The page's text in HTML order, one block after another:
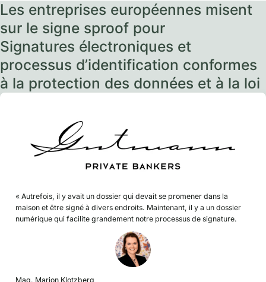
Les entreprises européennes misent
sur le signe sproof pour
Signatures électroniques et
processus d’identification conformes
à la protection des données et à la loi
« Autrefois, il y avait un dossier qui devait se promener dans la
maison et être signé à divers endroits. Maintenant, il y a un dossier
numérique qui facilite grandement notre processus de signature.
Mag. Marion Klotzberg